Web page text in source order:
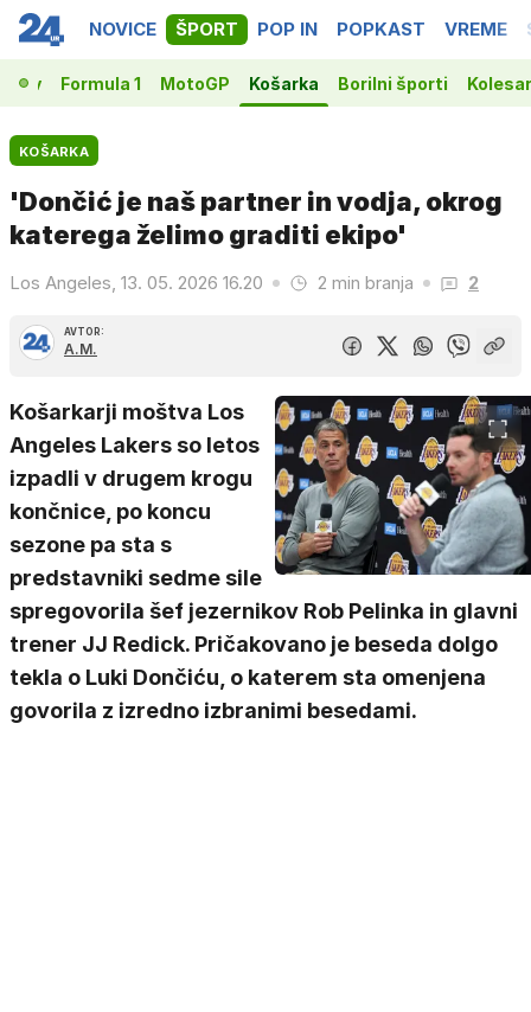
NOVICE ŠPORT POP IN POPKAST VREME
Formula 1 MotoGP Košarka Borilni športi
KOŠARKA
'Dončić je naš partner in vodja, okrog
katerega želimo graditi ekipo'
Los Angeles, 13. 05. 2026 16.20 2 min branja 2
AVTOR:
A.M.
Košarkarji moštva Los
Angeles Lakers so letos
izpadli v drugem krogu
končnice, po koncu
sezone pa sta s
predstavniki sedme sile
spregovorila šef jezernikov Rob Pelinka in glavni
trener JJ Redick. Pričakovano je beseda dolgo
tekla o Luki Dončiću, o katerem sta omenjena
govorila z izredno izbranimi besedami.